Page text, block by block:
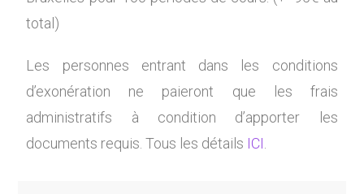
total)
Les personnes entrant dans les conditions
d’exonération ne paieront que les frais
administratifs à condition d’apporter les
documents requis. Tous les détails ICI